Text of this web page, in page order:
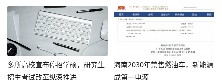
多所高校宣布停招学硕，研究生
招生考试改革纵深推进
海南2030年禁售燃油车，新能源
成第一电源